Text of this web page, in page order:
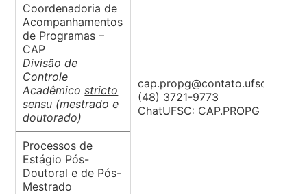
Coordenadoria de
Acompanhamentos
de Programas –
CAP
Divisão de
Controle
Acadêmicostricto
sensu (mestrado e
doutorado)
cap.propg@contato.ufsc.br
(48) 3721-9773
ChatUFSC: CAP.PROPG
Processos de
Estágio Pós-
Doutoral e de Pós-
Mestrado